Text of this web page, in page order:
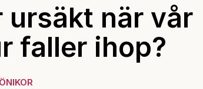
ursäkt när vår
faller ihop?